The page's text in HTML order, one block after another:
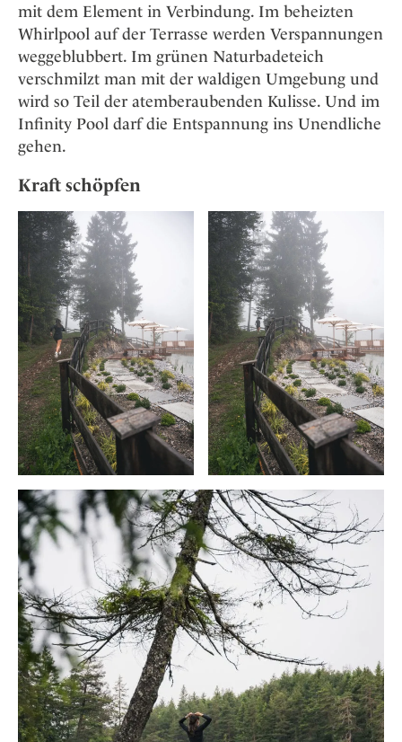
mit dem Element in Verbindung. Im beheizten
Whirlpool auf der Terrasse werden Verspannungen
weggeblubbert. Im grünen Naturbadeteich
verschmilzt man mit der waldigen Umgebung und
wird so Teil der atemberaubenden Kulisse. Und im
Infinity Pool darf die Entspannung ins Unendliche
gehen.
Kraft schöpfen